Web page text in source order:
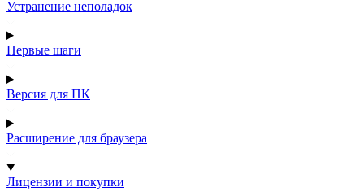
Устранение неполадок
Первые шаги
Версия для ПК
Расширение для браузера
Лицензии и покупки